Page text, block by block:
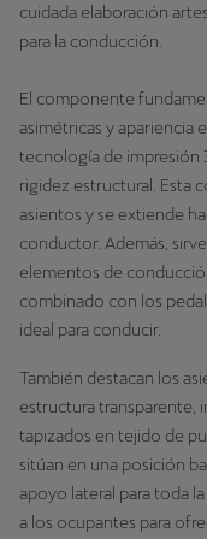
cuidada elaboración
para la conducción.
El componente
asimétricas y apariencia
tecnología de impresión
rigidez estructural. Esta
asientos y se extiende
conductor. Además,
elementos de
combinado con los
ideal para conducir.
También destacan los
estructura transparente,
tapizados en tejido de
sitúan en una posición
apoyo lateral para toda
a los ocupantes para